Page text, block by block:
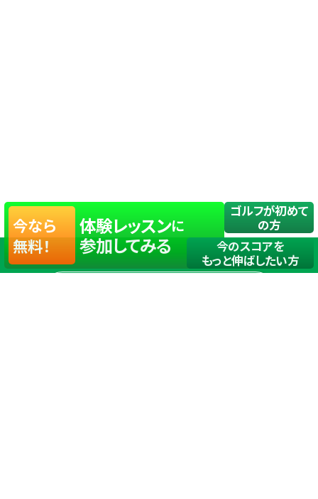
今なら
無料！
体験レッスンに
参加してみる
ゴルフが初めて
の方
今のスコアを
もっと伸ばしたい方